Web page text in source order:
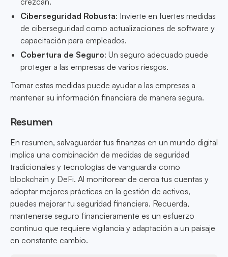
Ciberseguridad Robusta: Invierte en fuertes medidas
de ciberseguridad como actualizaciones de software y
capacitación para empleados.
Cobertura de Seguro: Un seguro adecuado puede
proteger a las empresas de varios riesgos.
Tomar estas medidas puede ayudar a las empresas a
mantener su información financiera de manera segura.
Resumen
En resumen, salvaguardar tus finanzas en un mundo digital
implica una combinación de medidas de seguridad
tradicionales y tecnologías de vanguardia como
blockchain y DeFi. Al monitorear de cerca tus cuentas y
adoptar mejores prácticas en la gestión de activos,
puedes mejorar tu seguridad financiera. Recuerda,
mantenerse seguro financieramente es un esfuerzo
continuo que requiere vigilancia y adaptación a un paisaje
en constante cambio.